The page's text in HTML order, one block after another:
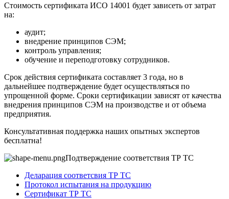
Стоимость сертификата ИСО 14001 будет зависеть от затрат
на:
аудит;
внедрение принципов СЭМ;
контроль управления;
обучение и переподготовку сотрудников.
Срок действия сертификата составляет 3 года, но в
дальнейшее подтверждение будет осуществляться по
упрощенной форме. Сроки сертификации зависят от качества
внедрения принципов СЭМ на производстве и от объема
предприятия.
Консультативная поддержка наших опытных экспертов
бесплатна!
Подтверждение соответствия ТР ТС
Деларация соответсвия ТР ТС
Протокол испытания на продукцию
Сертификат ТР ТС